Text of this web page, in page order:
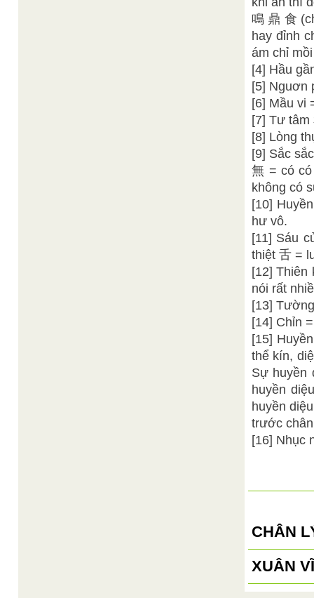
鳴 鼎 食
hay đỉnh
ám chỉ
[4] Hầu
[5] Nguơn
[6] Mầu vi
[7] Tư tâm
[8] Lòng
[9] Sắc
無 = có
không có
[10]
hư vô.
[11] Sáu
thiệt 舌 =
[12] Thiên
nói rất
[13]
[14] Chỉn
[15]
thể kín,
Sự huyền
huyền
huyền
trước
[16] Nhục
CHÂN
XUÂN